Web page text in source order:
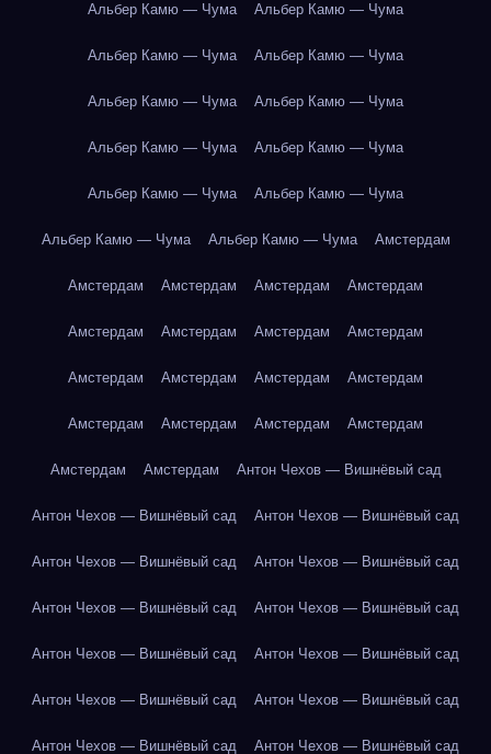
Альбер Камю — Чума Альбер Камю — Чума
Альбер Камю — Чума Альбер Камю — Чума
Альбер Камю — Чума Альбер Камю — Чума
Альбер Камю — Чума Альбер Камю — Чума
Альбер Камю — Чума Альбер Камю — Чума
Альбер Камю — Чума Альбер Камю — Чума Амстердам
Амстердам Амстердам Амстердам Амстердам
Амстердам Амстердам Амстердам Амстердам
Амстердам Амстердам Амстердам Амстердам
Амстердам Амстердам Амстердам Амстердам
Амстердам Амстердам Антон Чехов — Вишнёвый сад
Антон Чехов — Вишнёвый сад Антон Чехов — Вишнёвый сад
Антон Чехов — Вишнёвый сад Антон Чехов — Вишнёвый сад
Антон Чехов — Вишнёвый сад Антон Чехов — Вишнёвый сад
Антон Чехов — Вишнёвый сад Антон Чехов — Вишнёвый сад
Антон Чехов — Вишнёвый сад Антон Чехов — Вишнёвый сад
Антон Чехов — Вишнёвый сад Антон Чехов — Вишнёвый сад